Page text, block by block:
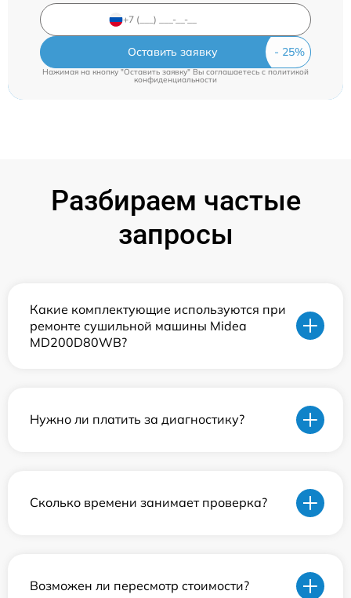
Оставить заявку
Нажимая на кнопку "Оставить заявку" Вы соглашаетесь cполитикой
конфиденциальности
Разбираем частые
запросы
Какие комплектующие используются при
ремонте сушильной машины Midea
MD200D80WB?
Нужно ли платить за диагностику?
Сколько времени занимает проверка?
Возможен ли пересмотр стоимости?